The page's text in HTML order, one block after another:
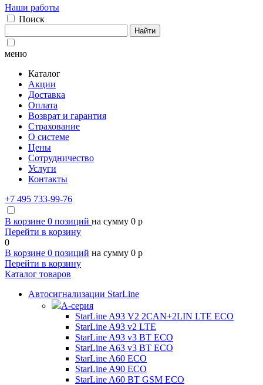
Наши работы
Поиск
Найти
меню
Каталог
Акции
Доставка
Оплата
Возврат и гарантия
Страхование
О системе
Цены
Сотрудничество
Услуги
Контакты
+7 495 733-99-76
В корзине 0 позиций на сумму 0 p
Перейти в корзину
0
В корзине 0 позиций на сумму 0 p
Перейти в корзину
Каталог товаров
Автосигнализации StarLine
А-серия
StarLine A93 V2 2CAN+2LIN LTE ECO
StarLine A93 v2 LTE
StarLine A93 v3 BT ECO
StarLine A63 v3 BT ECO
StarLine A60 ECO
StarLine A90 ECO
StarLine A60 BT GSM ECO